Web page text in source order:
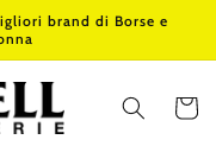
brand di Borse e
Carrello